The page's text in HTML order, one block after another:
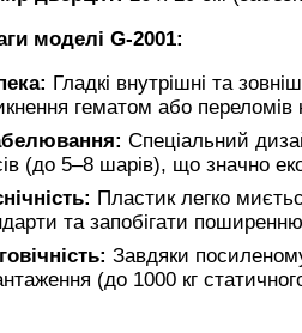
моделі G-2001:
Гладкі внутрішні та
гематом або переломів
Спеціальний
(до 5–8 шарів), що значно
Пластик легко
та запобігати
Завдяки
(до 1000 кг